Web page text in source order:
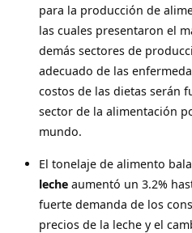
para la producción de
las cuales presentaron el
demás sectores de
adecuado de las
costos de las dietas serán
sector de la alimentación
mundo.
El tonelaje de alimento
leche aumentó un 3.2%
fuerte demanda de los
precios de la leche y el